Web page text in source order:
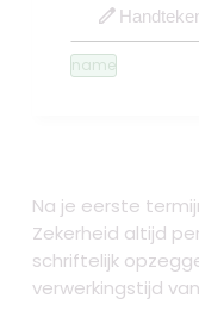
edit
name
Na je eerste
Zekerheid altijd
schriftelijk
verwerkingstijd